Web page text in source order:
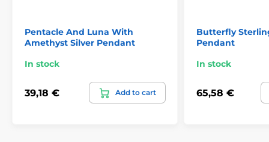
Pentacle And Luna With
Amethyst Silver Pendant
In stock
39,18 € Add to cart
Butterfly
Pendant
In stock
65,58 €